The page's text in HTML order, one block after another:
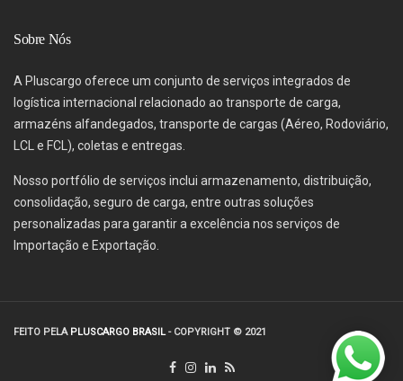
Sobre Nós
A Pluscargo oferece um conjunto de serviços integrados de
logística internacional relacionado ao transporte de carga,
armazéns alfandegados, transporte de cargas (Aéreo, Rodoviário,
LCL e FCL), coletas e entregas.
Nosso portfólio de serviços inclui armazenamento, distribuição,
consolidação, seguro de carga, entre outras soluções
personalizadas para garantir a excelência nos serviços de
Importação e Exportação.
FEITO PELA PLUSCARGO BRASIL- COPYRIGHT © 2021